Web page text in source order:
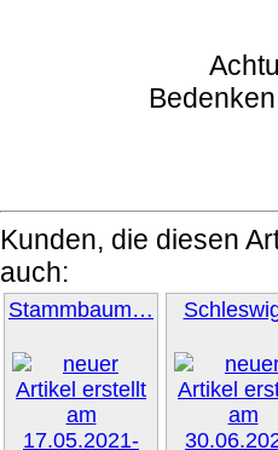
Kunden, die diesen
auch:
Stammbaum…